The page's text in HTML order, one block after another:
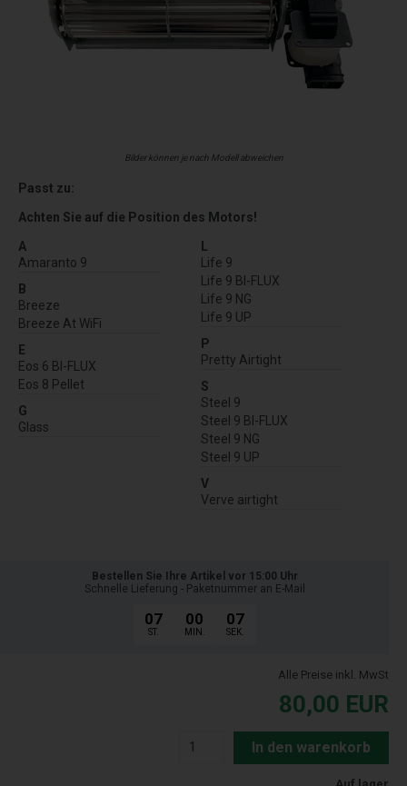
Bilder können je nach Modell abweichen
Passt zu:
Achten Sie auf die Position des Motors!
A
Amaranto 9
B
Breeze
Breeze At WiFi
E
Eos 6 BI-FLUX
Eos 8 Pellet
G
Glass
L
Life 9
Life 9 BI-FLUX
Life 9 NG
Life 9 UP
P
Pretty Airtight
S
Steel 9
Steel 9 BI-FLUX
Steel 9 NG
Steel 9 UP
V
Verve airtight
Bestellen Sie Ihre Artikel vor 15:00 Uhr
Schnelle Lieferung - Paketnummer an E-Mail
07
ST.
00
MIN.
06
SEK.
Alle Preise inkl. MwSt
80,00 EUR
In den warenkorb